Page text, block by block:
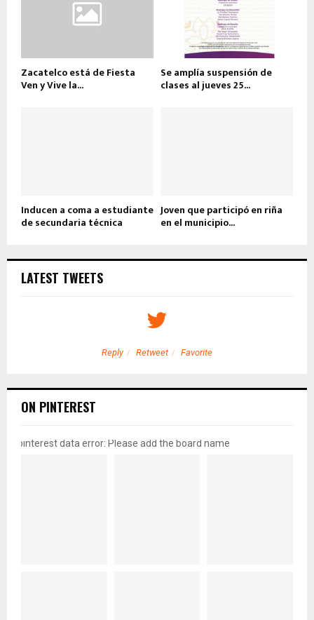
Zacatelco está de Fiesta
Ven y Vive la...
Se amplía suspensión de
clases al jueves 25...
Inducen a coma a estudiante
de secundaria técnica
Joven que participó en riña
en el municipio...
LATEST TWEETS
Reply Retweet Favorite
ON PINTEREST
pinterest data error: Please add the board name